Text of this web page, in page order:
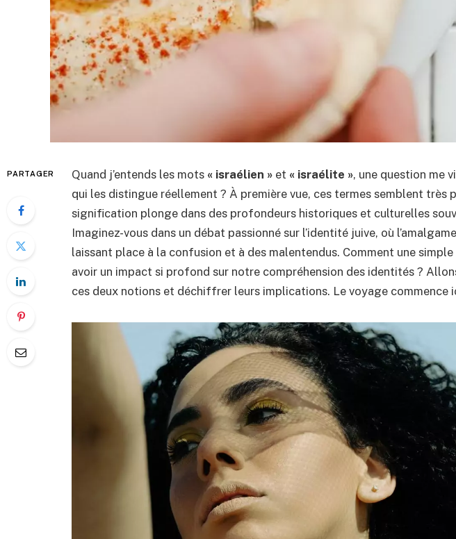
PARTAGER Quand j’entends les mots « israélien » et « israélite », une question me
qui les distingue réellement ? À première vue, ces termes semblent très
signification plonge dans des profondeurs historiques et culturelles
Imaginez-vous dans un débat passionné sur l’identité juive, où
laissant place à la confusion et à des malentendus. Comment une
avoir un impact si profond sur notre compréhension des identités ?
ces deux notions et déchiffrer leurs implications. Le voyage commence